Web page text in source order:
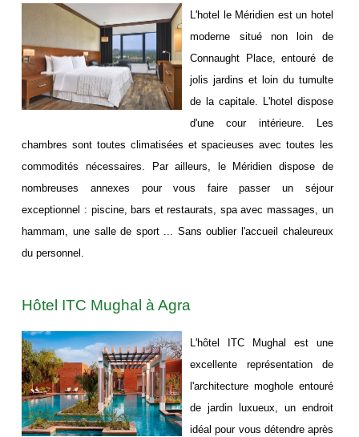
HÔTELS DELUXE
CONTACT
CONSEILS
L'hotel le Méridien est un hotel
moderne situé non loin de
Connaught Place, entouré de
jolis jardins et loin du tumulte
de la capitale. L'hotel dispose
d'une cour intérieure. Les
chambres sont toutes climatisées et spacieuses avec toutes les
commodités nécessaires. Par ailleurs, le Méridien dispose de
nombreuses annexes pour vous faire passer un séjour
exceptionnel : piscine, bars et restaurats, spa avec massages, un
hammam, une salle de sport ... Sans oublier l'accueil chaleureux
du personnel.
Hôtel ITC Mughal à Agra
L'hôtel ITC Mughal est une
excellente représentation de
l'architecture moghole entouré
de jardin luxueux, un endroit
idéal pour vous détendre après